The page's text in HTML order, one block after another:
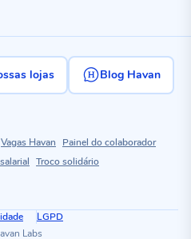
lojas Blog Havan
Vagas Havan
Painel do colaborador
Troco solidário
LGPD
Labs